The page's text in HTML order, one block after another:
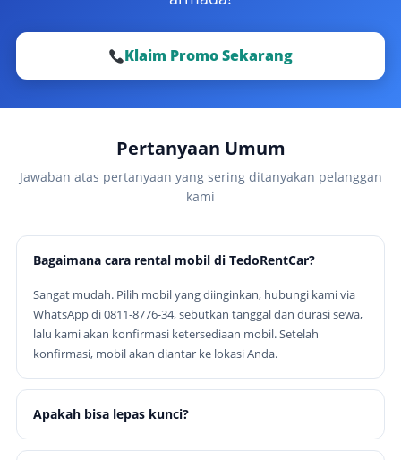
Klaim Promo Sekarang
Pertanyaan Umum
Jawaban atas pertanyaan yang sering ditanyakan pelanggan
kami
Bagaimana cara rental mobil di TedoRentCar?
Sangat mudah. Pilih mobil yang diinginkan, hubungi kami via
WhatsApp di 0811-8776-34, sebutkan tanggal dan durasi sewa,
lalu kami akan konfirmasi ketersediaan mobil. Setelah
konfirmasi, mobil akan diantar ke lokasi Anda.
Apakah bisa lepas kunci?
Ya, tersedia opsi lepas kunci untuk perorangan dengan